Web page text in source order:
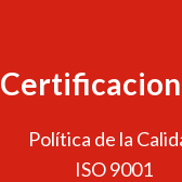
Política de la
ISO 9001